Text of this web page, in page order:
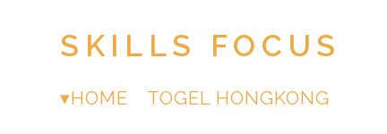
SKILLS FOCUS
HOME TOGEL HONGKONG